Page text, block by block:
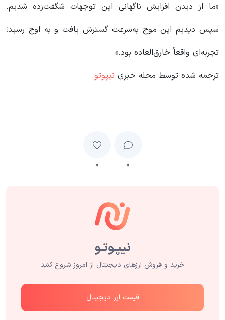
«ما از دیدن افزایش ناگهانی این توجهات شگفت‌زده شدیم.
سپس دیدیم این موج به‌سرعت گسترش یافت و به اوج رسید؛
تجربه‌ای واقعاً خارق‌العاده بود.»
ترجمه شده توسط مجله خبری نیپوتو
۰ ۰
خرید و فروش ارزهای دیجیتال از امروز شروع کنید
قیمت ارز دیجیتال